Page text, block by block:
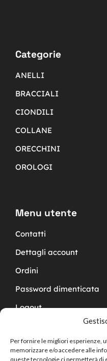
Per fornire le migliori esperienze,
memorizzare e/o accedere alle
queste tecnologie ci permetterà di
Categorie
ANELLI
BRACCIALI
CIONDILI
COLLANE
ORECCHINI
OROLOGI
Menu utente
Contatti
Dettagli account
Ordini
Password dimenticata
Logout